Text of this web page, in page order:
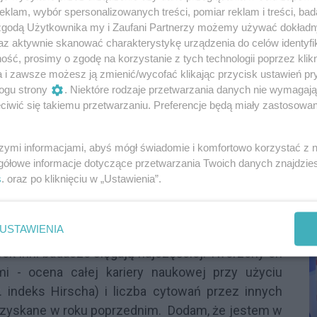
Universitas Resoviensiszaistnieliśmy dopiero
kolejny wyrażam wdzięczność tym wszystkim,
powstał. Zanim znajdziemy się w tzw.
jeszcze wiele dokonać. Jestem jednak
jest jednak i to, żezbyt mało mówimy o
widoczni zarówno w telewizji, radiu czy prasie,
przytoczyć wiele przykładów z ostatnich
pracowników i studentów Uniwersytetu. Lista
może tylko dwa przykłady:
wpływowych naukowców na świecie
i wydawnictwo Elsevier znalazło się 11
Jest to opracowywany corocznie ranking 2%
inni badacze sięgają najczęściej. Tworzony on
- ocena całej kariery naukowej przy użyciu
indeks Hirscha) i liczba cytowań przez innych
w roku poprzednim. Dodam, że jestem w
wybór spersonalizowanych treści, pomiar reklam i treści,
Użytkownika my i Zaufani Partnerzy możemy używać
aktywnie skanować charakterystykę urządzenia do celów
prosimy o zgodę na korzystanie z tych technologii poprzez
i zawsze możesz ją zmienić/wycofać klikając przycisk ustawień
strony
. Niektóre rodzaje przetwarzania danych nie
się takiemu przetwarzaniu. Preferencje będą miały
informacjami, abyś mógł świadomie i komfortowo korzystać z
informacje dotyczące przetwarzania Twoich danych
. oraz po kliknięciu w „Ustawienia”.
USTAWIENIA